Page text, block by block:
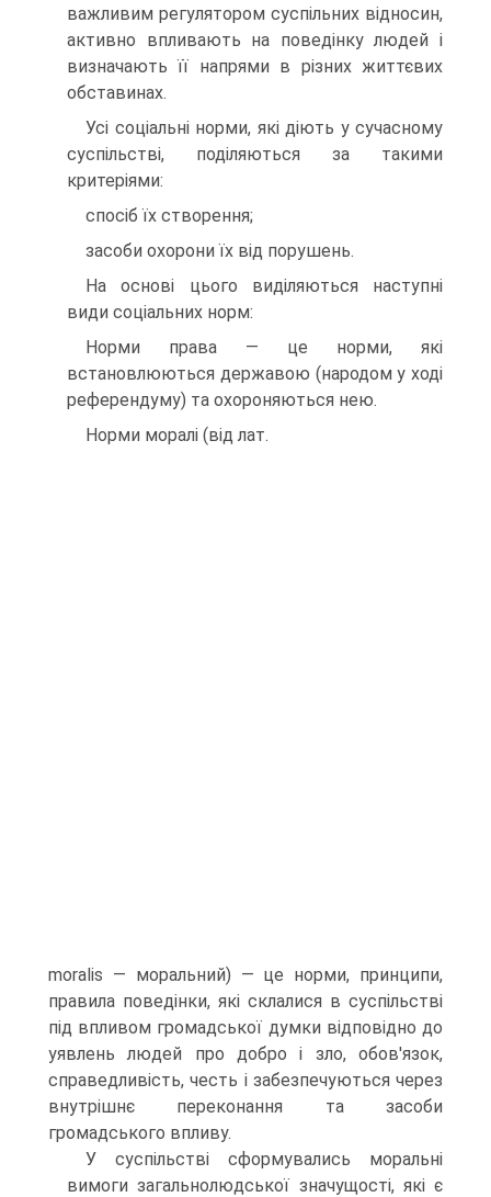
важливим регулятором суспільних відносин,
активно впливають на поведінку людей і
визначають її напрями в різних життєвих
обставинах.
Усі соціальні норми, які діють у сучасному
суспільстві, поділяються за такими
критеріями:
спосіб їх створення;
засоби охорони їх від порушень.
На основі цього виділяються наступні
види соціальних норм:
Норми права — це норми, які
встановлюються державою (народом у ході
референдуму) та охороняються нею.
Норми моралі (від лат.
moralis — моральний) — це норми, принципи,
правила поведінки, які склалися в суспільстві
під впливом громадської думки відповідно до
уявлень людей про добро і зло, обов'язок,
справедливість, честь і забезпечуються через
внутрішнє переконання та засоби
громадського впливу.
У суспільстві сформувались моральні
вимоги загальнолюдської значущості, які є